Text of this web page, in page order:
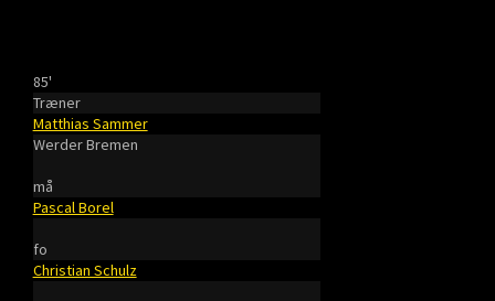
85'
Træner
Matthias Sammer
Werder Bremen
må
Pascal Borel
fo
Christian Schulz